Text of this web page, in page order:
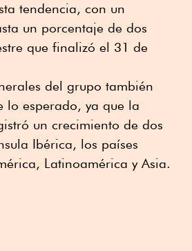
tendencia, con un
un porcentaje de dos
que finalizó el 31 de
del grupo también
lo esperado, ya que la
un crecimiento de dos
Ibérica, los países
Latinoamérica y Asia.